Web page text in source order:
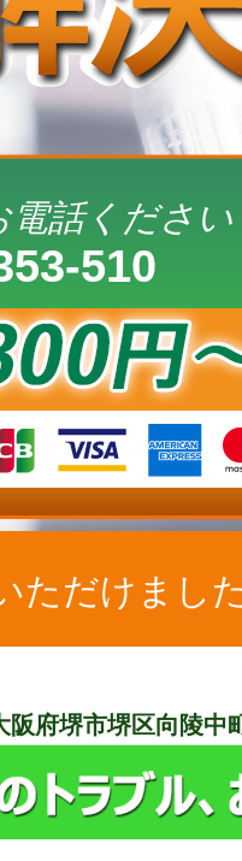
話ください
510
ただけまし
阪府堺市堺区向陵中